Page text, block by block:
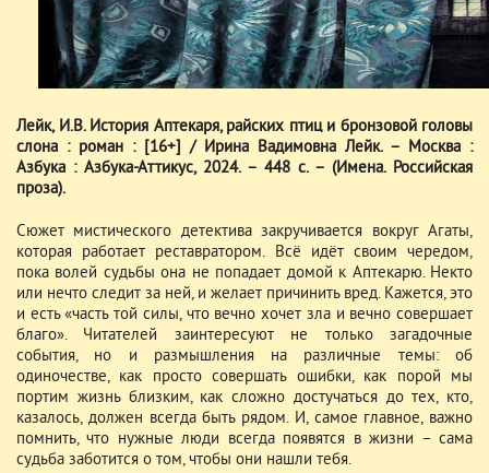
Лейк, И.В. История Аптекаря, райских птиц и бронзовой головы
слона : роман : [16+] / Ирина Вадимовна Лейк. – Москва :
Азбука : Азбука-Аттикус, 2024. – 448 с. – (Имена. Российская
проза).
Сюжет мистического детектива закручивается вокруг Агаты,
которая работает реставратором. Всё идёт своим чередом,
пока волей судьбы она не попадает домой к Аптекарю. Некто
или нечто следит за ней, и желает причинить вред. Кажется, это
и есть «часть той силы, что вечно хочет зла и вечно совершает
благо». Читателей заинтересуют не только загадочные
события, но и размышления на различные темы: об
одиночестве, как просто совершать ошибки, как порой мы
портим жизнь близким, как сложно достучаться до тех, кто,
казалось, должен всегда быть рядом. И, самое главное, важно
помнить, что нужные люди всегда появятся в жизни – сама
судьба заботится о том, чтобы они нашли тебя.